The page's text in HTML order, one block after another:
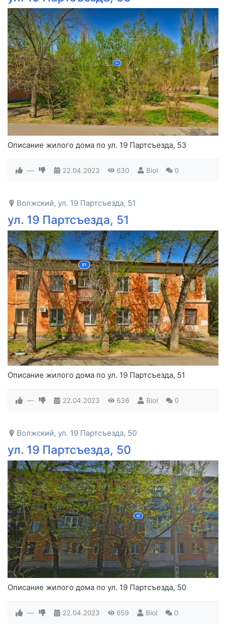
Описание жилого дома по ул. 19 Партсъезда, 53
— 22.04.2023 630 Biol 0
Волжский, ул. 19 Партсъезда, 51
ул. 19 Партсъезда, 51
Описание жилого дома по ул. 19 Партсъезда, 51
— 22.04.2023 636 Biol 0
Волжский, ул. 19 Партсъезда, 50
ул. 19 Партсъезда, 50
Описание жилого дома по ул. 19 Партсъезда, 50
— 22.04.2023 659 Biol 0